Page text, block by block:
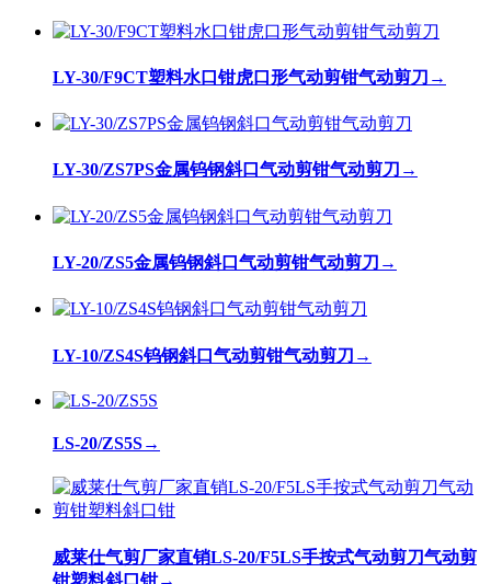
LY-30/F9CT塑料水口钳虎口形气动剪钳气动剪刀 →
LY-30/ZS7PS金属钨钢斜口气动剪钳气动剪刀 →
LY-20/ZS5金属钨钢斜口气动剪钳气动剪刀 →
LY-10/ZS4S钨钢斜口气动剪钳气动剪刀 →
LS-20/ZS5S→
威莱仕气剪厂家直销LS-20/F5LS手按式气动剪刀气动剪
钳塑料斜口钳→